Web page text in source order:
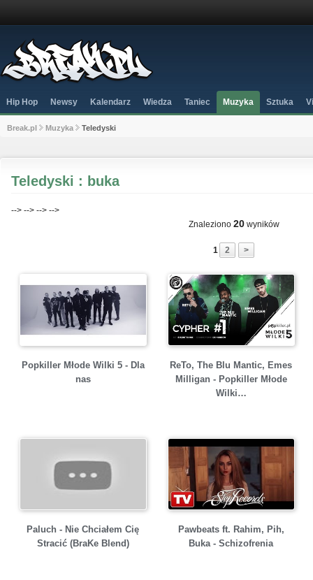
Hip Hop Newsy Kalendarz Wiedza Taniec Muzyka Sztuka
Break.pl Muzyka Teledyski
Teledyski : buka
--> --> --> -->
Znaleziono 20 wyników
1 2 >
Popkiller Młode Wilki 5 - Dla
nas
ReTo, The Blu Mantic, Emes
Milligan - Popkiller Młode
Wilki…
Paluch - Nie Chciałem Cię
Stracić (BraKe Blend)
Pawbeats ft. Rahim, Pih,
Buka - Schizofrenia